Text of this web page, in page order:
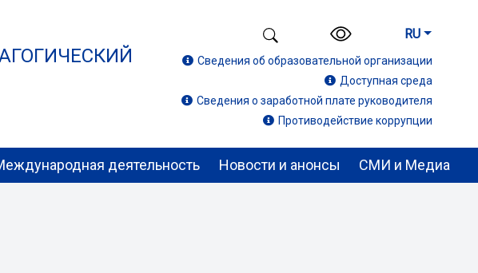
RU
Сведения об образовательной организации
Доступная среда
Сведения о заработной плате руководителя
Противодействие коррупции
деятельность Новости и анонсы СМИ и Медиа